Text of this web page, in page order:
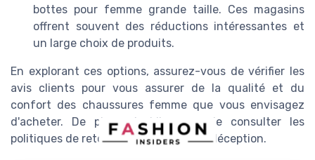
bottes pour femme grande taille. Ces magasins
offrent souvent des réductions intéressantes et
un large choix de produits.
En explorant ces options, assurez-vous de vérifier les
avis clients pour vous assurer de la qualité et du
confort des chaussures femme que vous envisagez
d'acheter. De plus, n'oubliez pas de consulter les
politiques de retour pour éviter toute déception.